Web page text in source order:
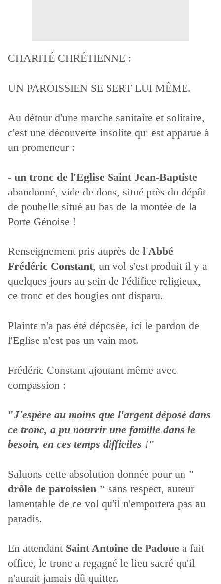
CHARITÉ CHRÉTIENNE :
UN PAROISSIEN SE SERT LUI MÊME.
Au détour d'une marche sanitaire et solitaire,
c'est une découverte insolite qui est apparue à
un promeneur :
- un tronc de l'Eglise Saint Jean-Baptiste
abandonné, vide de dons, situé près du dépôt
de poubelle situé au bas de la montée de la
Porte Génoise !
Renseignement pris auprès de l'Abbé
Frédéric Constant, un vol s'est produit il y a
quelques jours au sein de l'édifice religieux,
ce tronc et des bougies ont disparu.
Plainte n'a pas été déposée, ici le pardon de
l'Eglise n'est pas un vain mot.
Frédéric Constant ajoutant même avec
compassion :
"J'espère au moins que l'argent déposé dans
ce tronc, a pu nourrir une famille dans le
besoin, en ces temps difficiles !"
Saluons cette absolution donnée pour un "
drôle de paroissien " sans respect, auteur
lamentable de ce vol qu'il n'emportera pas au
paradis.
En attendant Saint Antoine de Padoue a fait
office, le tronc a regagné le lieu sacré qu'il
n'aurait jamais dû quitter.